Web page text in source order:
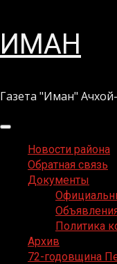
Перейти
кИМАН
Газета "Иман"
Основное
менюНовости района
Обратная связь
Документы
Политика
Архив
72-годовщина